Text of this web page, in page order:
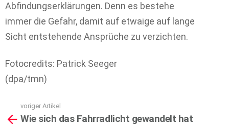
Abfindungserklärungen. Denn es bestehe
immer die Gefahr, damit auf etwaige auf lange
Sicht entstehende Ansprüche zu verzichten.
Fotocredits: Patrick Seeger
(dpa/tmn)
more
voriger Artikel
Wie sich das Fahrradlicht gewandelt hat